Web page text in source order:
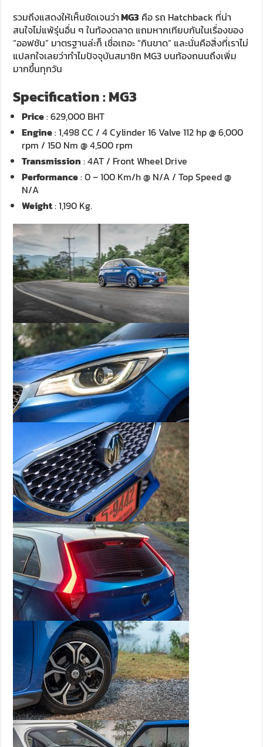
รวมถึงแสดงให้เห็นชัดเจนว่าMG3 คือ รถ Hatchback ที่น่า
สนใจไม่แพ้รุ่นอื่น ๆ ในท้องตลาด แถมหากเทียบกันในเรื่องของ
“ออฟชัน” มาตรฐานล่ะก็ เชื่อเถอะ “กินขาด” และนั่นคือสิ่งที่เราไม่
แปลกใจเลยว่าทำไมปัจจุบันสมาชิก MG3 บนท้องถนนถึงเพิ่ม
มากขึ้นทุกวัน
Specification : MG3
Price: 629,000 BHT
Engine: 1,498 CC / 4 Cylinder 16 Valve 112 hp @ 6,000
rpm / 150 Nm @ 4,500 rpm
Transmission : 4AT / Front Wheel Drive
Performance: 0 – 100 Km/h @ N/A / Top Speed @
N/A
Weight: 1,190 Kg.